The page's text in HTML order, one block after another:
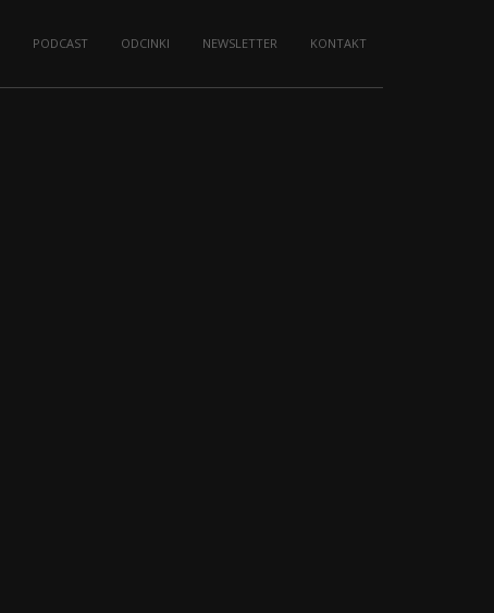
PODCAST ODCINKI NEWSLETTER KONTAKT